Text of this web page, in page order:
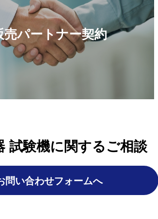
売パートナー契約
試験機に関するご相談
問い合わせフォームへ